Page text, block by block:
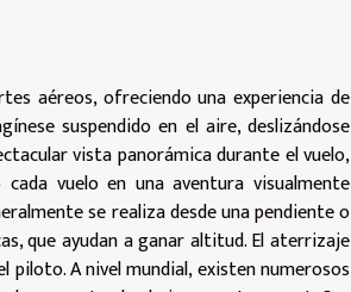
aéreos, ofreciendo una experiencia de
suspendido en el aire, deslizándose
vista panorámica durante el vuelo,
vuelo en una aventura visualmente
se realiza desde una pendiente o
que ayudan a ganar altitud. El aterrizaje
A nivel mundial, existen numerosos